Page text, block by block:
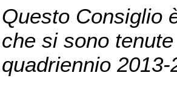
Questo Consiglio
che si sono
quadriennio 2013-